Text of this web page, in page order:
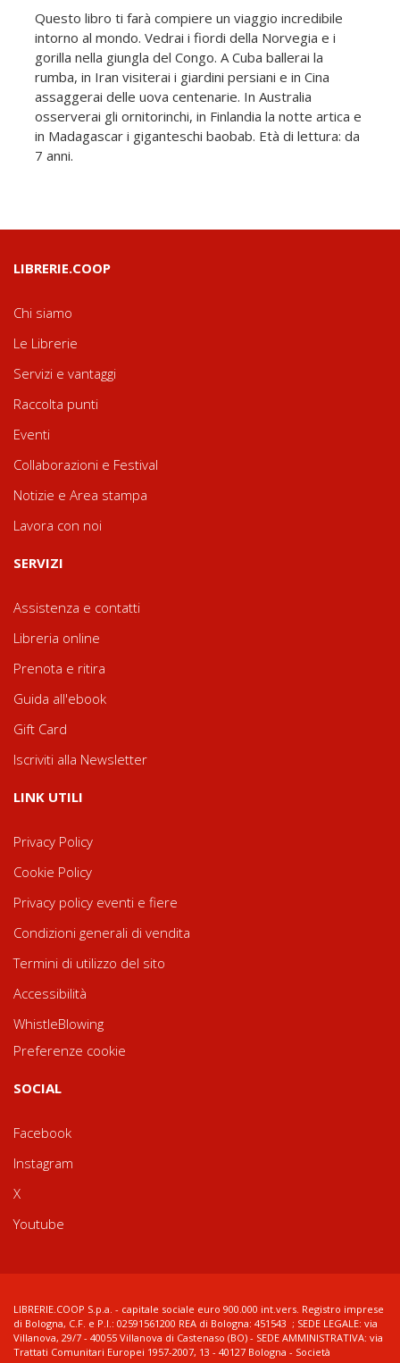
Questo libro ti farà compiere un viaggio incredibile
intorno al mondo. Vedrai i fiordi della Norvegia e i
gorilla nella giungla del Congo. A Cuba ballerai la
rumba, in Iran visiterai i giardini persiani e in Cina
assaggerai delle uova centenarie. In Australia
osserverai gli ornitorinchi, in Finlandia la notte artica e
in Madagascar i giganteschi baobab. Età di lettura: da
7 anni.
LIBRERIE.COOP
Chi siamo
Le Librerie
Servizi e vantaggi
Raccolta punti
Eventi
Collaborazioni e Festival
Notizie e Area stampa
Lavora con noi
SERVIZI
Assistenza e contatti
Libreria online
Prenota e ritira
Guida all'ebook
Gift Card
Iscriviti alla Newsletter
LINK UTILI
Privacy Policy
Cookie Policy
Privacy policy eventi e fiere
Condizioni generali di vendita
Termini di utilizzo del sito
Accessibilità
WhistleBlowing
Preferenze cookie
SOCIAL
Facebook
Instagram
X
Youtube
LIBRERIE.COOP S.p.a. - capitale sociale euro 900.000 int.vers. Registro imprese
di Bologna, C.F. e P.I.: 02591561200 REA di Bologna: 451543 ; SEDE LEGALE: via
Villanova, 29/7 - 40055 Villanova di Castenaso (BO) - SEDE AMMINISTRATIVA: via
Trattati Comunitari Europei 1957-2007, 13 - 40127 Bologna - Società